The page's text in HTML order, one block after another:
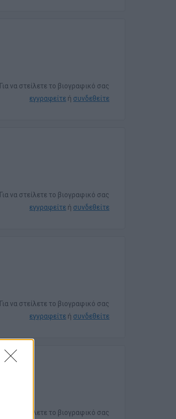
Για να στείλετε το βιογραφικό σας
εγγραφείτε ή συνδεθείτε
Για να στείλετε το βιογραφικό σας
εγγραφείτε ή συνδεθείτε
Για να στείλετε το βιογραφικό σας
εγγραφείτε ή συνδεθείτε
Για να στείλετε το βιογραφικό σας